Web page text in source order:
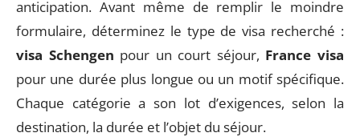
anticipation. Avant même de remplir le moindre
formulaire, déterminez le type de visa recherché :
visa Schengen pour un court séjour, France visa
pour une durée plus longue ou un motif spécifique.
Chaque catégorie a son lot d’exigences, selon la
destination, la durée et l’objet du séjour.